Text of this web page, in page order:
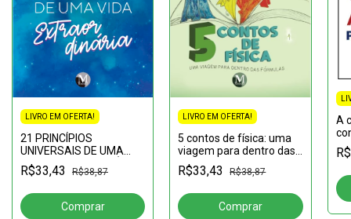
LIVRO EM OFERTA!
21 PRINCÍPIOS
UNIVERSAIS DE UMA
VIDA EXTRAORDINÁRIA
R$33,43 R$38,87
LIVRO EM OFERTA!
5 contos de física: uma
viagem para dentro das
fórmulas
R$33,43 R$38,87
A